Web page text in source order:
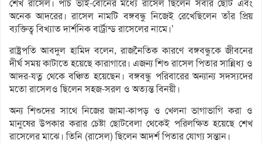
শেখ রাসেল। পাঁচ ভাই-বোনের মধ্যে রাসেল ছিলেন সবার ছোট এবং
অনেক আদরের। রাসেল নামটি বঙ্গবন্ধু নিজেই রেখেছিলেন তাঁর প্রিয়
ব্যক্তিত্ব বিখ্যাত দার্শনিক বার্ট্রান্ড রাসেলের নামে।’
রাষ্ট্রপতি আবদুল হামিদ বলেন, রাজনৈতিক কারণে বঙ্গবন্ধুকে জীবনের
দীর্ঘ সময় কাটাতে হয়েছে কারাগারে। এজন্য শিশু রাসেল পিতার সান্নিধ্য ও
আদর-যত্ন থেকে বঞ্চিত হয়েছেন। বঙ্গবন্ধু পরিবারের অন্যান্য সদস্যদের
মতো রাসেলও ছিলেন সহজ-সরল ও অত্যন্ত বিনয়ী।
অন্য শিশুদের সাথে নিজের জামা-কাপড় ও খেলনা ভাগাভাগি করা ও
মানুষের উপকার করার চেষ্টা ছোটবেলা থেকেই পরিলক্ষিত হয়েছে শেখ
রাসেলের মাঝে। তিনি (রাসেল) ছিলেন আদর্শ পিতার যোগ্য সন্তান।